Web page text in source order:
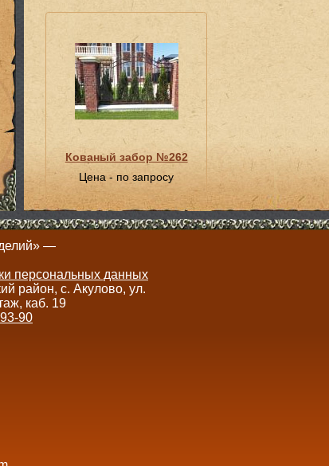
Кованый забор №262
Цена - по запросу
—
персональных данных
район, с. Акулово, ул.
каб. 19
90